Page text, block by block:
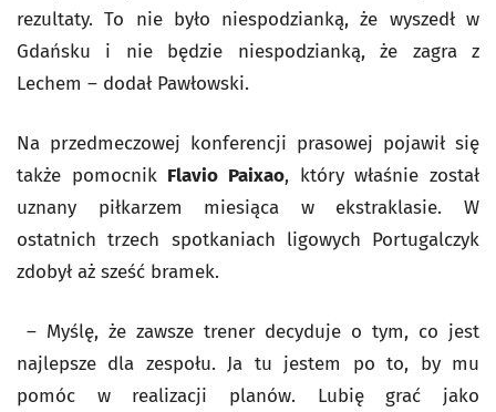
rezultaty. To nie było niespodzianką, że wyszedł w
Gdańsku i nie będzie niespodzianką, że zagra z
Lechem – dodał Pawłowski.
Na przedmeczowej konferencji prasowej pojawił się
także pomocnik Flavio Paixao, który właśnie został
uznany piłkarzem miesiąca w ekstraklasie. W
ostatnich trzech spotkaniach ligowych Portugalczyk
zdobył aż sześć bramek.
– Myślę, że zawsze trener decyduje o tym, co jest
najlepsze dla zespołu. Ja tu jestem po to, by mu
pomóc w realizacji planów. Lubię grać jako